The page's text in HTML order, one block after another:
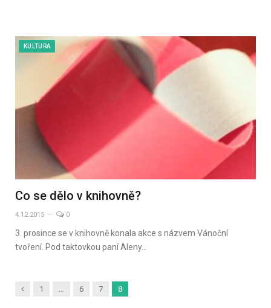
KULTURA
Co se dělo v knihovně?
4.12.2015 0
3. prosince se v knihovně konala akce s názvem Vánoční
tvoření. Pod taktovkou paní Aleny…
Předchozí
1 6 7 8